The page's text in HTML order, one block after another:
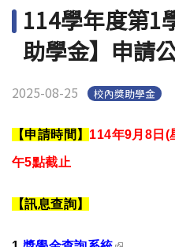
Open submenu (相
相關法規及檔案下載
114學年度第1
助學金】申請
2025-08-25 校內獎助學金
【申請時間】 114年9月 8 日(
午5點截止
【訊息查詢】